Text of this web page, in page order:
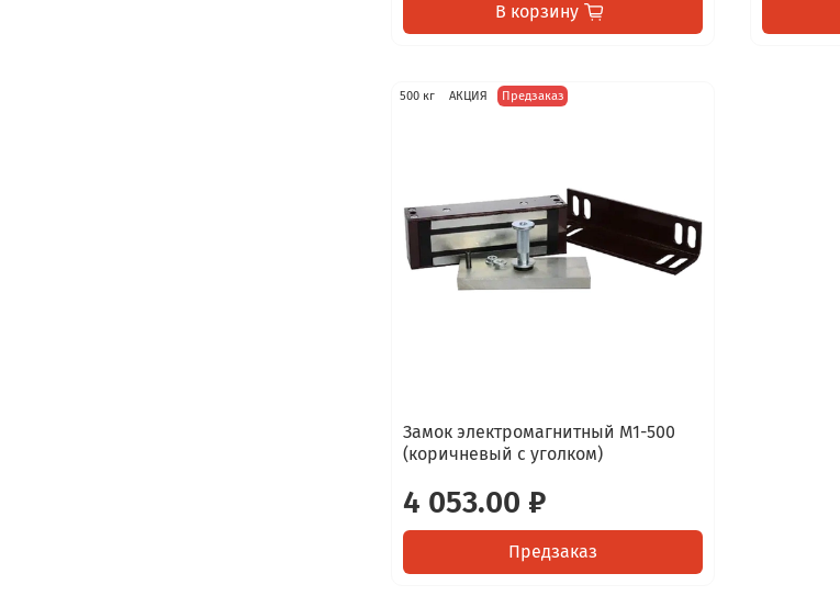
В корзину
500 кг АКЦИЯ Предзаказ
Замок электромагнитный М1-500
(коричневый с уголком)
4 053.00 ₽
Предзаказ